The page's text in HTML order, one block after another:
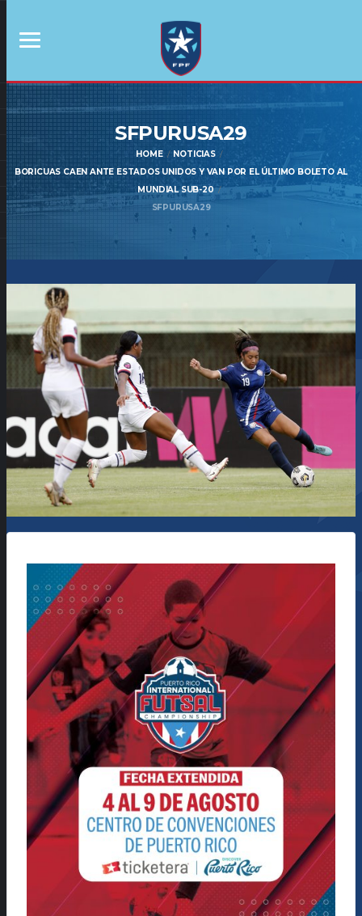
SFPURUSA29
HOME
NOTICIAS
BORICUAS CAEN ANTE ESTADOS UNIDOS Y VAN POR EL ÚLTIMO BOLETO AL
MUNDIAL SUB-20
SFPURUSA29